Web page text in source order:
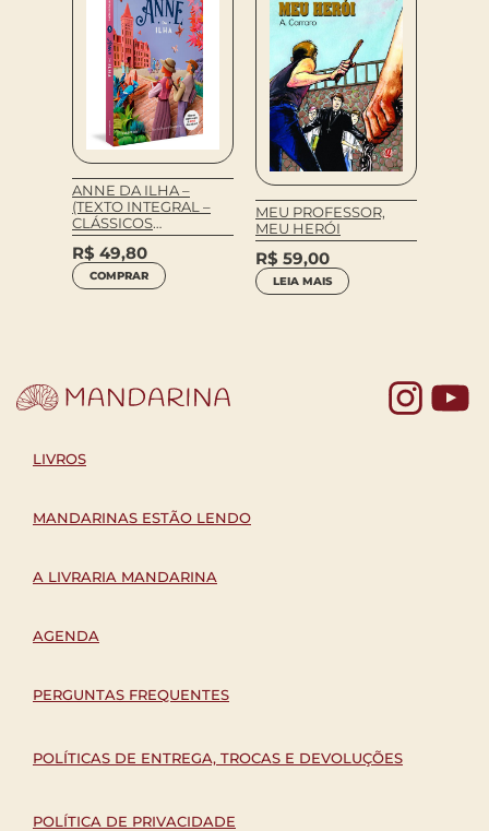
ANNE DA ILHA –
(TEXTO INTEGRAL –
CLÁSSICOS
AUTÊNTICA)
R$ 49,80
COMPRAR
MEU PROFESSOR,
MEU HERÓI
R$ 59,00
LEIA MAIS
LIVROS
MANDARINAS ESTÃO LENDO
A LIVRARIA MANDARINA
AGENDA
PERGUNTAS FREQUENTES
POLÍTICAS DE ENTREGA, TROCAS E DEVOLUÇÕES
POLÍTICA DE PRIVACIDADE